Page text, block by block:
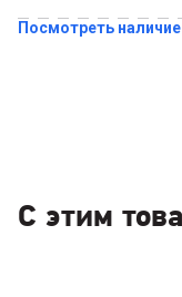
Посмотреть
С этим